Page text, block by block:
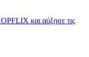
και αύξησε τις